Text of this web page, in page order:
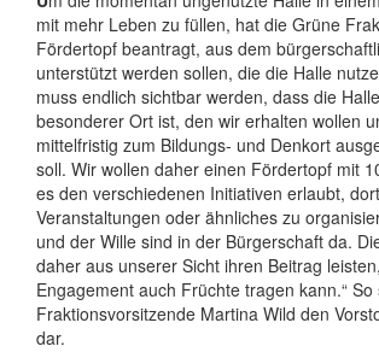
mit mehr Leben zu füllen, hat die Grüne
Fördertopf beantragt, aus dem
unterstützt werden sollen, die die Halle
muss endlich sichtbar werden, dass die
besonderer Ort ist, den wir erhalten wollen
mittelfristig zum Bildungs- und Denkort
soll. Wir wollen daher einen Fördertopf mit
es den verschiedenen Initiativen erlaubt,
Veranstaltungen oder ähnliches zu
und der Wille sind in der Bürgerschaft da.
daher aus unserer Sicht ihren Beitrag
Engagement auch Früchte tragen kann.“
Fraktionsvorsitzende Martina Wild den
dar.